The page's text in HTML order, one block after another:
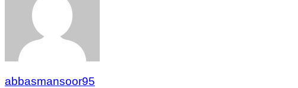
abbasmansoor95